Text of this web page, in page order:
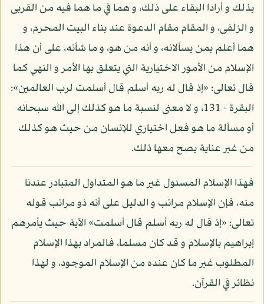
بذلك و أرادا البقاء على ذلك، و هما في ما هما فيه من القربى
و الزلفى، و المقام مقام الدعوة عند بناء البيت المحرم، و
هما أعلم بمن يسألانه، و أنه من هو، و ما شأنه، على أن هذا
الإسلام من الأمور الاختيارية التي يتعلق بها الأمر و النهي كما
قال تعالى: «إذ قال له ربه أسلم قال أسلمت لرب العالمين»:
البقرة - 131، و لا معنى لنسبة ما هو كذلك إلى الله سبحانه
أو مسألة ما هو فعل اختياري للإنسان من حيث هو كذلك
من غير عناية يصح معها ذلك.
فهذا الإسلام المسئول غير ما هو المتداول المتبادر عندنا
منه، فإن الإسلام مراتب و الدليل على أنه ذو مراتب قوله
تعالى: «إذ قال له ربه أسلم قال أسلمت» الآية حيث يأمرهم
إبراهيم بالإسلام و قد كان مسلما، فالمراد بهذا الإسلام
المطلوب غير ما كان عنده من الإسلام الموجود، و لهذا
نظائر في القرآن.